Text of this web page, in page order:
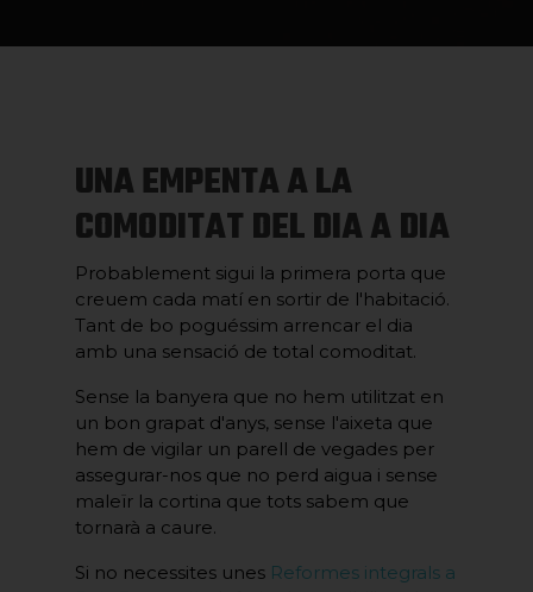
UNA EMPENTA A LA
COMODITAT DEL DIA A DIA
Probablement sigui la primera porta que
creuem cada matí en sortir de l'habitació.
Tant de bo poguéssim arrencar el dia
amb una sensació de total comoditat.
Sense la banyera que no hem utilitzat en
un bon grapat d'anys, sense l'aixeta que
hem de vigilar un parell de vegades per
assegurar-nos que no perd aigua i sense
maleïr la cortina que tots sabem que
tornarà a caure.
Si no necessites unes Reformes integrals a